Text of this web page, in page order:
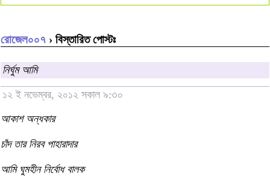
রোজেল০০৭ › বিস্তারিত পোস্টঃ
নির্ঘুম আমি
১২ ই নভেম্বর, ২০১২ সকাল ৯:৩০
আকাশ অন্ধকার
চাঁদ তার নিরব পাহারাদার
আমি ঘুমহীন নির্বোধ বালক